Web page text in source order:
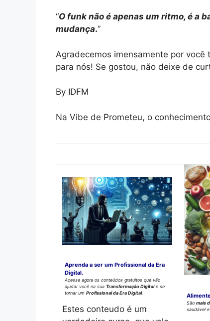
“O funk não é apenas um ritmo, é a
mudança.”
Agradecemos imensamente por
para nós! Se gostou, não deixe de
By IDFM
Na Vibe de Prometeu, o
Aprenda a ser um Profissional da Era
Digital.
Acesse agora os conteúdos gratuitos que vão
ajudar você na sua Transformação Digitale se
tornar umProfissional da Era Digital.
Estes conteudo é um
Sãomais
saudável